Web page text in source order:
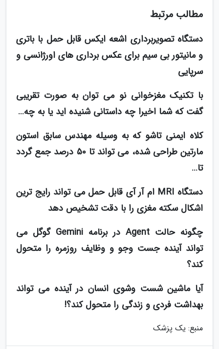
مطالب مرتبط
دستگاه تصویربرداری اشعه ایکس قابل حمل با باتری
و مانیتور بی سیم برای عکس برداری های اورژانسی و
سرپایی
با تکنیک مغزخوانی نو می توان به صورت تقریبی
گفت که شما اخیرا چه داستانی شنیده اید یا به چه…
کلاه ایمنی تاشو که به وسیله مهندس سابق استون
مارتین طراحی شده، می تواند تا 50 درصد جمع گردد
تا…
دستگاه MRI ام آر آی قابل حمل می تواند رایج ترین
اشکال سکته مغزی را با دقت تشخیص دهد
چگونه حالت Agent در برنامه Gemini گوگل می
تواند آینده جست وجو و وظایف روزمره را متحول
کند؟
آیا ماشین شست وشوی انسان در آینده می تواند
بهداشت فردی و زندگی را متحول کند؟!
منبع: یک پزشک